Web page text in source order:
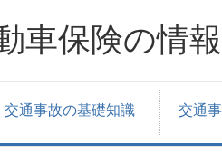
車保険の情
交通事故の基礎知識 交通